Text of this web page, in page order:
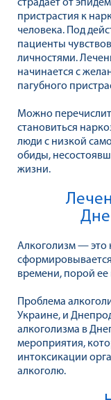
страдает от
пристрастия к
человека. Под
пациенты
личностями.
начинается с
пагубного
Можно
становиться
люди с низкой
обиды,
жизни.
Алкоголизм — это
времени, порой
Проблема
Украине, и
алкоголизма в
мероприятия,
интоксикации
алкоголю.